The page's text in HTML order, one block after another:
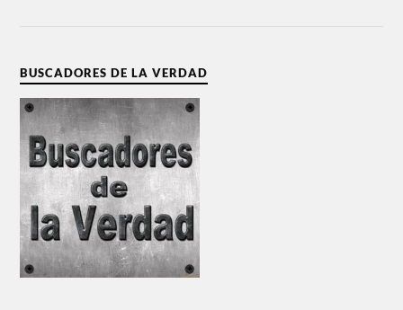
BUSCADORES DE LA VERDAD